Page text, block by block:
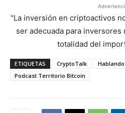
"La inversión en criptoactivos
ser adecuada para
totalidad del
ETIQUETAS CryptoTalk
Podcast Territorio Bitcoin